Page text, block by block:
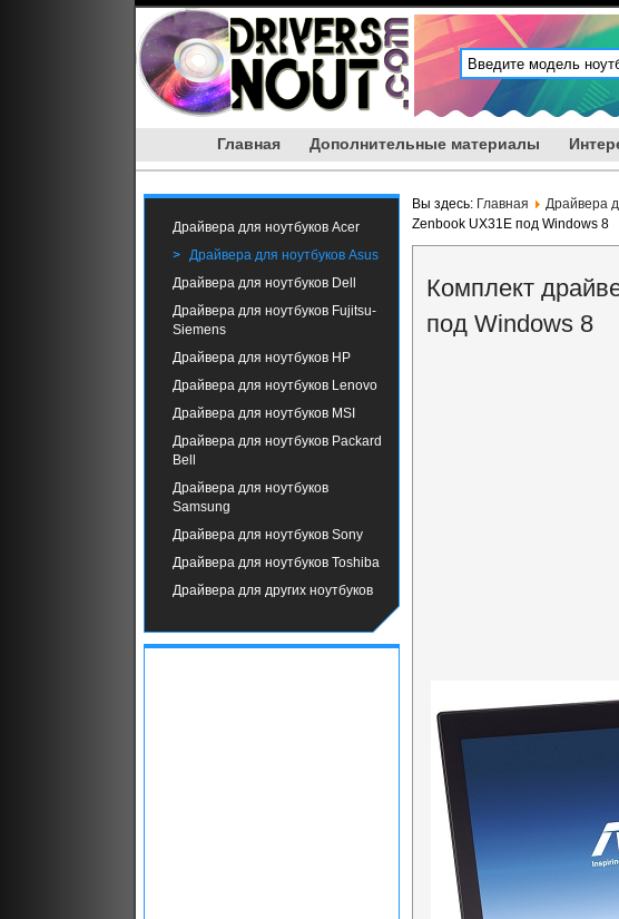
Главная Дополнительные материалы
Драйвера для ноутбуков Acer
Драйвера для ноутбуков Asus
Драйвера для ноутбуков Dell
Драйвера для ноутбуков Fujitsu-
Siemens
Драйвера для ноутбуков HP
Драйвера для ноутбуков Lenovo
Драйвера для ноутбуков MSI
Драйвера для ноутбуков Packard
Bell
Драйвера для ноутбуков
Samsung
Драйвера для ноутбуков Sony
Драйвера для ноутбуков Toshiba
Драйвера для других ноутбуков
Вы здесь: Главная Драйвера
Zenbook UX31E под Windows 8
Комплект
под Windows 8